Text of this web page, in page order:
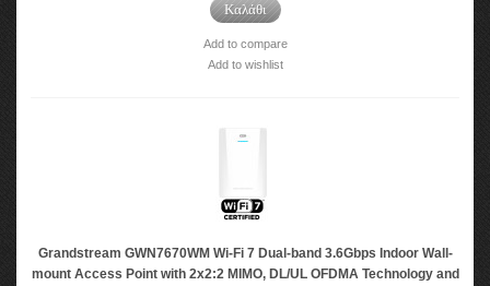
Καλάθι
Add to compare
Add to wishlist
Grandstream GWN7670WM Wi-Fi 7 Dual-band 3.6Gbps Indoor Wall-
mount Access Point with 2x2:2 MIMO, DL/UL OFDMA Technology and